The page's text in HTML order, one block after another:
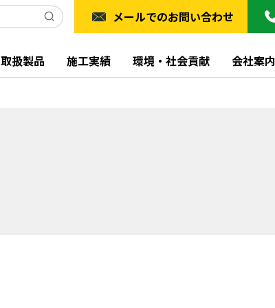
メールでのお問い合わせ
取扱製品 施工実績 環境・社会貢献 会社案内